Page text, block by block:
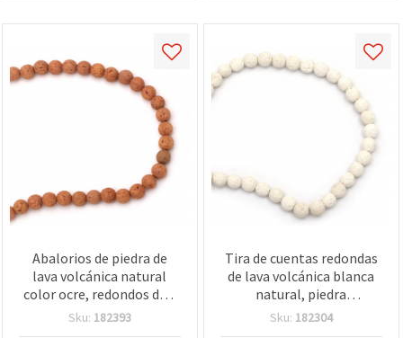
Abalorios de piedra de
lava volcánica natural
color ocre, redondos de 8
mm ~ 47 cuentas por tira -
Sku: 182393
Tira de cuentas redondas
de lava volcánica blanca
natural, piedra
semipreciosa, 10 mm,
Sku: 182304